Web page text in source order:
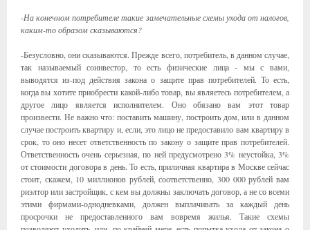
-На конечном потребителе такие замечательные схемы ухода от налогов,
каким-то образом сказываются?
-Безусловно, они сказываются. Прежде всего, потребитель, в данном случае,
так называемый соинвестор, то есть физические лица - мы с вами,
выводятся из-под действия закона о защите прав потребителей. То есть,
когда вы хотите приобрести какой-либо товар, вы являетесь потребителем, а
другое лицо является исполнителем. Оно обязано вам этот товар
произвести. Не важно что: поставить машину, построить дом, или в данном
случае построить квартиру и, если, это лицо не предоставило вам квартиру в
срок, то оно несет ответственность по закону о защите прав потребителей.
Ответственность очень серьезная, по ней предусмотрено 3% неустойка, 3%
от стоимости договора в день. То есть, приличная квартира в Москве сейчас
стоит, скажем, 10 миллионов рублей, соответственно, 300 000 рублей вам
риэлтор или застройщик, с кем вы должны заключать договор, а не со всеми
этими фирмами-однодневками, должен выплачивать за каждый день
просрочки не предоставленного вам вовремя жилья. Такие схемы